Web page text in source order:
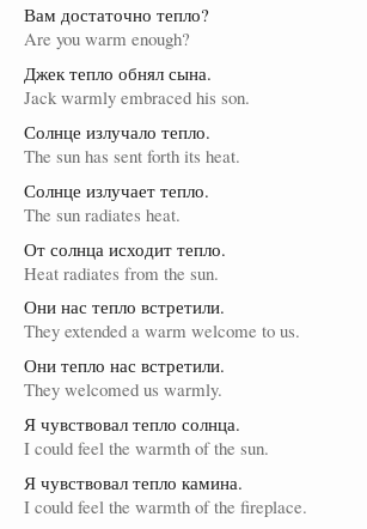
Вам достаточно тепло?
Are you warm enough?
Джек тепло обнял сына.
Jack warmly embraced his son.
Солнце излучало тепло.
The sun has sent forth its heat.
Солнце излучает тепло.
The sun radiates heat.
От солнца исходит тепло.
Heat radiates from the sun.
Они нас тепло встретили.
They extended a warm welcome to us.
Они тепло нас встретили.
They welcomed us warmly.
Я чувствовал тепло солнца.
I could feel the warmth of the sun.
Я чувствовал тепло камина.
I could feel the warmth of the fireplace.